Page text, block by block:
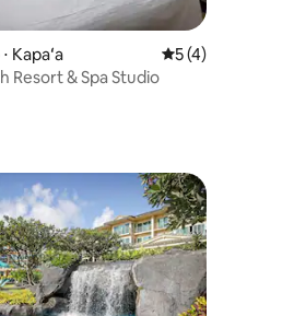
de 5, 14 avaliações
Kapaʻa 5 de uma
5 (4)
Resort & Spa Studio